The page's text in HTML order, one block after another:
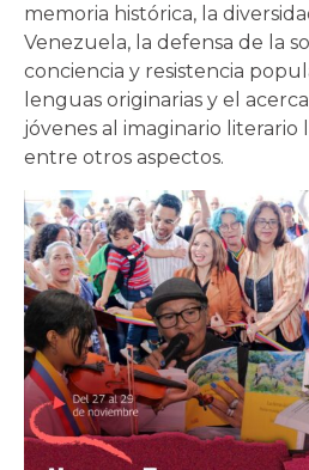
memoria histórica, la
Venezuela, la defensa de la
conciencia y resistencia
lenguas originarias y el
jóvenes al imaginario literario
entre otros aspectos.